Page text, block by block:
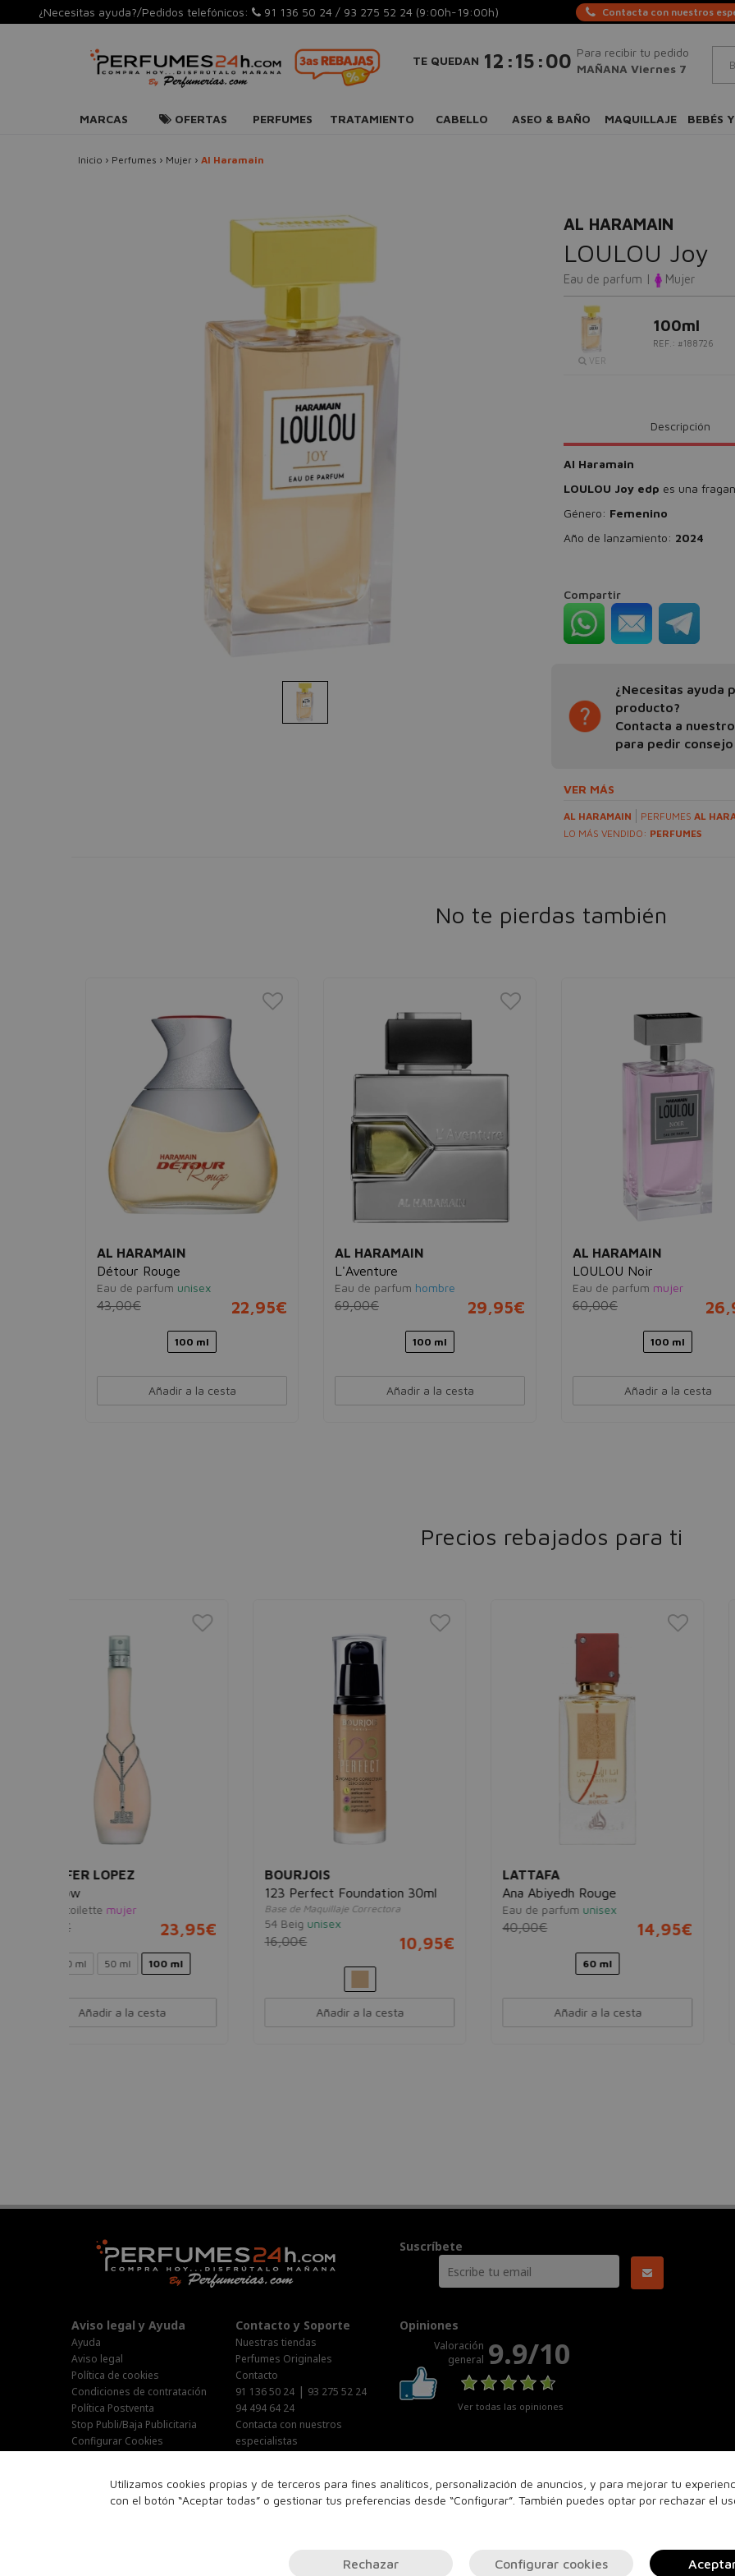
¿Necesitas ayuda?/Pedidos telefónicos: 91 136 50 24 / 93 275 52 24 (9:00h-19:00h) Contacta con nuestros
TE QUEDAN 12 :15 :00 Para recibir tu pedido
MAÑANA Viernes 7
MARCAS OFERTAS PERFUMES TRATAMIENTO CABELLO ASEO & BAÑO MAQUILLAJE BEBÉS
Inicio › Perfumes › Mujer › Al Haramain
AL HARAMAIN
LOULOU Joy
Eau de parfum | Mujer
VER
100ml
REF.: #188726
Descripción
Al Haramain
LOULOU Joy edp es una
Género: Femenino
Año de lanzamiento: 2024
Compartir
¿Necesitas ayuda
producto?
Contacta a
para pedir consejo
VER MÁS
AL HARAMAIN PERFUMES AL
LO MÁS VENDIDO: PERFUMES
No te pierdas también
AL HARAMAIN
Détour Rouge
Eau de parfum unisex
43,00€ 22,95€
100 ml
Añadir a la cesta
AL HARAMAIN
L'Aventure
Eau de parfum hombre
69,00€ 29,95€
100 ml
Añadir a la cesta
AL HARAMAIN
LOULOU Noir
Eau de parfum mujer
60,00€
100 ml
Añadir a la cesta
Precios rebajados para ti
BOURJOIS
123 Perfect Foundation 30ml
Base de Maquillaje Correctora
unisex
10,95€
Añadir a la cesta
Ana Abiyedh Rouge
Eau de parfum
40,00€ 14,95€
Añadir a la cesta
Private Key To My Love
Extrait de Parfum
Añadir a la cesta
Utilizamos cookies propias y de terceros para fines analíticos, personalización de anuncios, y para mejorar tu
con el botón “Aceptar todas” o gestionar tus preferencias desde “Configurar”. También puedes optar por rechazar el
Rechazar Configurar cookies
Suscríbete
Aviso legal y Ayuda
Ayuda
Aviso legal
Política de cookies
Condiciones de contratación
Política Postventa
Stop Publi/Baja Publicitaria
Configurar Cookies
Contacto y Soporte
Nuestras tiendas
Perfumes Originales
Contacto
91 136 50 24 | 93 275 52 24
94 494 64 24
Contacta con nuestros
especialistas
Lunes-Jueves : 9:00h-19:00h
Viernes : 9:00h-14:00h
Opiniones
Valoración
general 9.9/10
Ver todas las opiniones